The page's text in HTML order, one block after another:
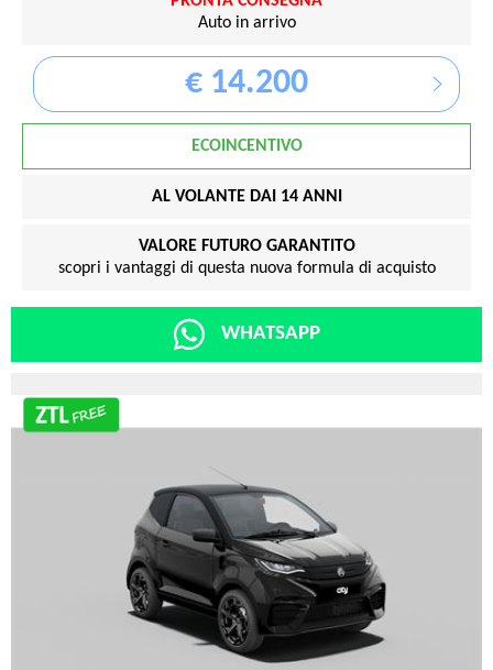
Auto in arrivo
€ 14.200
ECOINCENTIVO
AL VOLANTE DAI 14 ANNI
VALORE FUTURO GARANTITO
scopri i vantaggi di questa nuova formula di acquisto
WHATSAPP